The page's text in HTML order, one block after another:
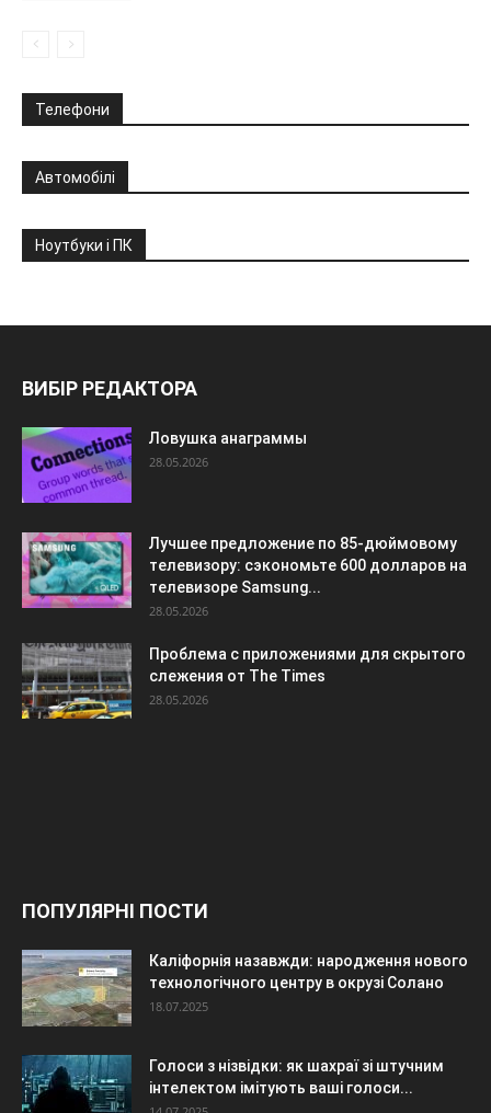
Телефони
Автомобілі
Ноутбуки і ПК
ВИБІР РЕДАКТОРА
Ловушка анаграммы
28.05.2026
Лучшее предложение по 85-дюймовому
телевизору: сэкономьте 600 долларов на
телевизоре Samsung...
28.05.2026
Проблема с приложениями для скрытого
слежения от The Times
28.05.2026
ПОПУЛЯРНІ ПОСТИ
Каліфорнія назавжди: народження нового
технологічного центру в окрузі Солано
18.07.2025
Голоси з нізвідки: як шахраї зі штучним
інтелектом імітують ваші голоси...